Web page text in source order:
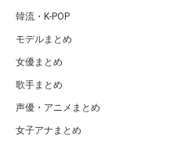
韓流・K-POP
モデルまとめ
女優まとめ
歌手まとめ
声優・アニメまとめ
女子アナまとめ